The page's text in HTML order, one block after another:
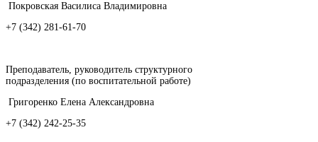
Покровская Василиса Владимировна
+7 (342) 281-61-70
Преподаватель, руководитель структурного
подразделения (по воспитательной работе)
Григоренко Елена Александровна
+7 (342) 242-25-35